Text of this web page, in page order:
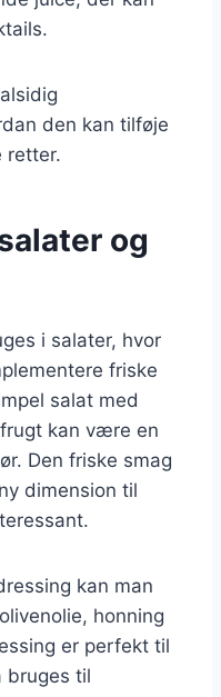
den kan tilføje
retter.
og
i salater, hvor
friske
salat med
kan være en
Den friske smag
dimension til
kan man
honning
er perfekt til
bruges til